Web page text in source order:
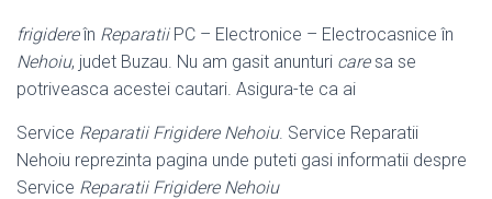
frigidereîn ReparatiiPC – Electronice – Electrocasnice în
Nehoiu, judet Buzau. Nu am gasit anunturi caresa se
potriveasca acestei cautari. Asigura-te ca ai
Service Reparatii Frigidere Nehoiu. Service Reparatii
Nehoiu reprezinta pagina unde puteti gasi informatii despre
Service Reparatii Frigidere Nehoiu